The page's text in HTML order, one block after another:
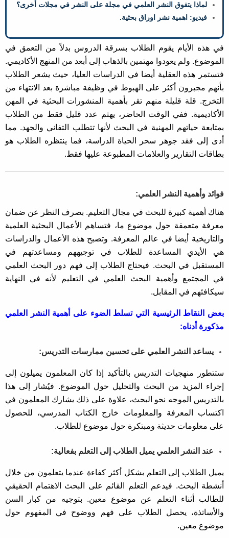
لماذا يتفوق النشر العلمي في مجلة على النشر في مجلات أخرى؟
فيديو: اهمية نشر اوراق بحثية.
في هذه الأيام يقوم الطلاب بسرقة الدروس بدلاً من التعمق في
الموضوع. ولم يعودوا مهتمين بالذهاب إلى أبعد من المنهج الأكاديمي.
فتستمر هذه العقلية أيضا في الدراسات العليا، حيث يشعر الطلاب
بأنهم مجبرون أكثر على الهبوط في وظيفة مباشرة بعد الانتهاء من
التخرج. قلة قليلة منهم تقر بأهمية المنشورات البحثية في المهن
الأكاديمية. ففي الوقت الحاضر، يهتم عدد قليل فقط من الطلاب
بمتابعة حياتهم المهنية في البحث لأنها تتطلب التفاني والجهد. مما
أدى إلى فقد جوهر سحر الحياة الدراسة، فما ينتظره الطلاب هو
بطاقات التقارير والعلامات المطبوعة عليها فقط.
فوائد وأهمية النشر العلمي:
هناك أهمية كبيرة للبحث في مجال التعليم. بصرف النظر عن ضمان
معرفة متعمقة حول موضوع ما، فتساهم الأعمال البحثية العلمية
والتاريخية أيضا في عالم المعرفة. وتصبح هذه الأعمال والدراسات
هي الأيدي المساعدة للطلاب في توجيههم ومساعدتهم في
المستقبل في البحث. فيحتاج الطلاب إلى فهم دور البحث العلمي
في المجتمع وأهمية البحث العلمي في التعليم لأنه في النهاية
سيكافئهم في المقابل.
بعض النقاط الرئيسية التي تسلط الضوء على أهمية النشر العلمي
مذكورة أدناه:
يساعد النشر العلمي على تحسين ممارسات التدريس:
ستتطور منهجيات التدريس بالتأكيد إذا كان المعلمون يميلون إلى
إجراء المزيد من البحث والتحليل حول الموضوع. فيُشار إلى هذا
بالتدريس الموجه نحو البحث، علاوة على ذلك يشارك المعلمون في
اكتساب المعرفة والمعلومات خارج الكتاب المدرسي، للحصول
على معلومات حديثة ومبتكرة حول موضوع للطلاب.
عند النشر العلمي يميل الطلاب إلى التعلم بفعالية:
يميل الطلاب إلى التعلم بشكل أكثر كفاءة عندما يتعلمون من خلال
أنشطة البحث. فيدعم التعلم القائم على البحث الاهتمام الحقيقي
للطالب أثناء التعلم عن موضوع معين. بتوجيه من كبار السن
والأساتذة، يحصل الطلاب على فهم ووضوح في المفهوم حول
موضوع معين.